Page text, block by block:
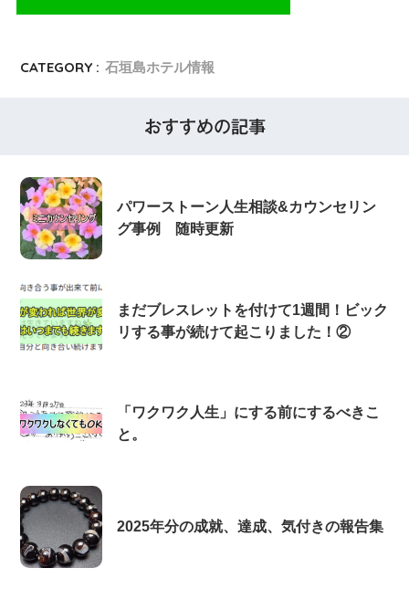
CATEGORY : 石垣島ホテル情報
おすすめの記事
パワーストーン人生相談&カウンセリン
グ事例 随時更新
まだブレスレットを付けて1週間！ビック
リする事が続けて起こりました！②
「ワクワク人生」にする前にするべきこ
と。
2025年分の成就、達成、気付きの報告集